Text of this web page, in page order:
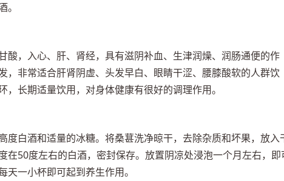
酸，入心、肝、肾经，具有滋阴补血、生津润燥、润肠通便的作
，非常适合肝肾阴虚、头发早白、眼睛干涩、腰膝酸软的人群饮
长期适量饮用，对身体健康有很好的调理作用。
度白酒和适量的冰糖。将桑葚洗净晾干，去除杂质和坏果，放入
在50度左右的白酒，密封保存。放置阴凉处浸泡一个月左右，即
一小杯即可起到养生作用。